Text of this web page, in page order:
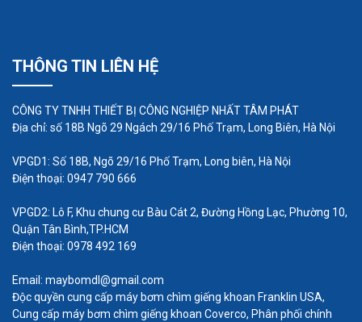
THÔNG TIN LIÊN HỆ
CÔNG TY TNHH THIẾT BỊ CÔNG NGHIỆP NHẤT TÂM PHÁT
Địa chỉ: số 18B Ngõ 29 Ngách 29/16 Phố Trạm, Long Biên, Hà Nội
VPGD1: Số 18B, Ngõ 29/16 Phố Trạm, Long biên, Hà Nội
Điện thoại: 0947 790 666
VPGD2: Lô F, Khu chung cư Bàu Cát 2, Đường Hồng Lạc, Phường 10,
Quận Tân Bình,TP.HCM
Điện thoại: 0978 492 169
Email: maybomdl@gmail.com
Độc quyền cung cấp máy bơm chìm giếng khoan Franklin USA,
Cung cấp máy bơm chìm giếng khoan Coverco, Phân phối chính